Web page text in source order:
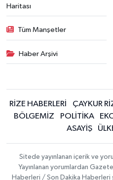
Haritası
Tüm Manşetler
Haber Arşivi
RİZE HABERLERİ ÇAYKUR
BÖLGEMİZ
POLİTİKA
ASAYİŞ
Sitede yayınlanan içerik ve
Yayınlanan yorumlardan
Haberleri / Son Dakika